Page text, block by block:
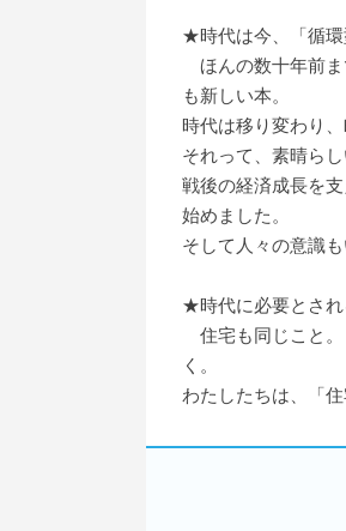
★時代は今、「循環
ほんの数十年前ま
も新しい本。
時代は移り変わり
それって、素晴らし
戦後の経済成長を
始めました。
そして人々の意識
★時代に必要とさ
住宅も同じこと。
く。
わたしたちは、「